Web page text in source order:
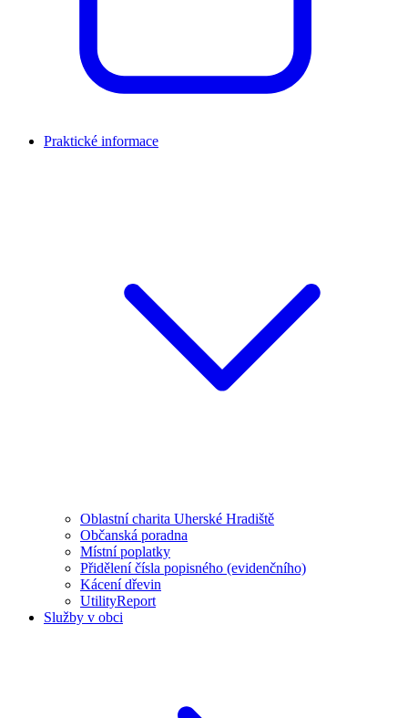
Praktické informace
Oblastní charita Uherské Hradiště
Občanská poradna
Místní poplatky
Přidělení čísla popisného (evidenčního)
Kácení dřevin
UtilityReport
Služby v obci